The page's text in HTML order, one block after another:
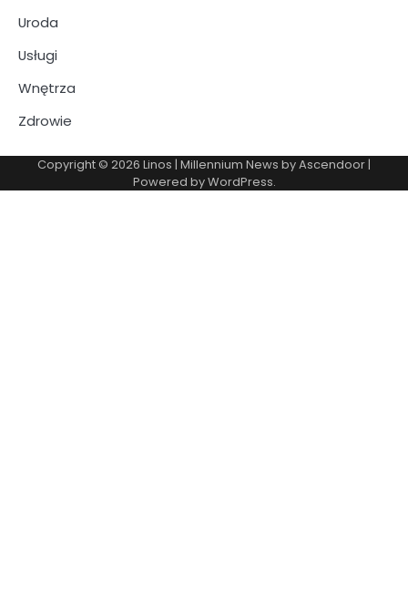
Uroda
Usługi
Wnętrza
Zdrowie
Copyright © 2026 Linos | Millennium News byAscendoor|
Powered byWordPress.